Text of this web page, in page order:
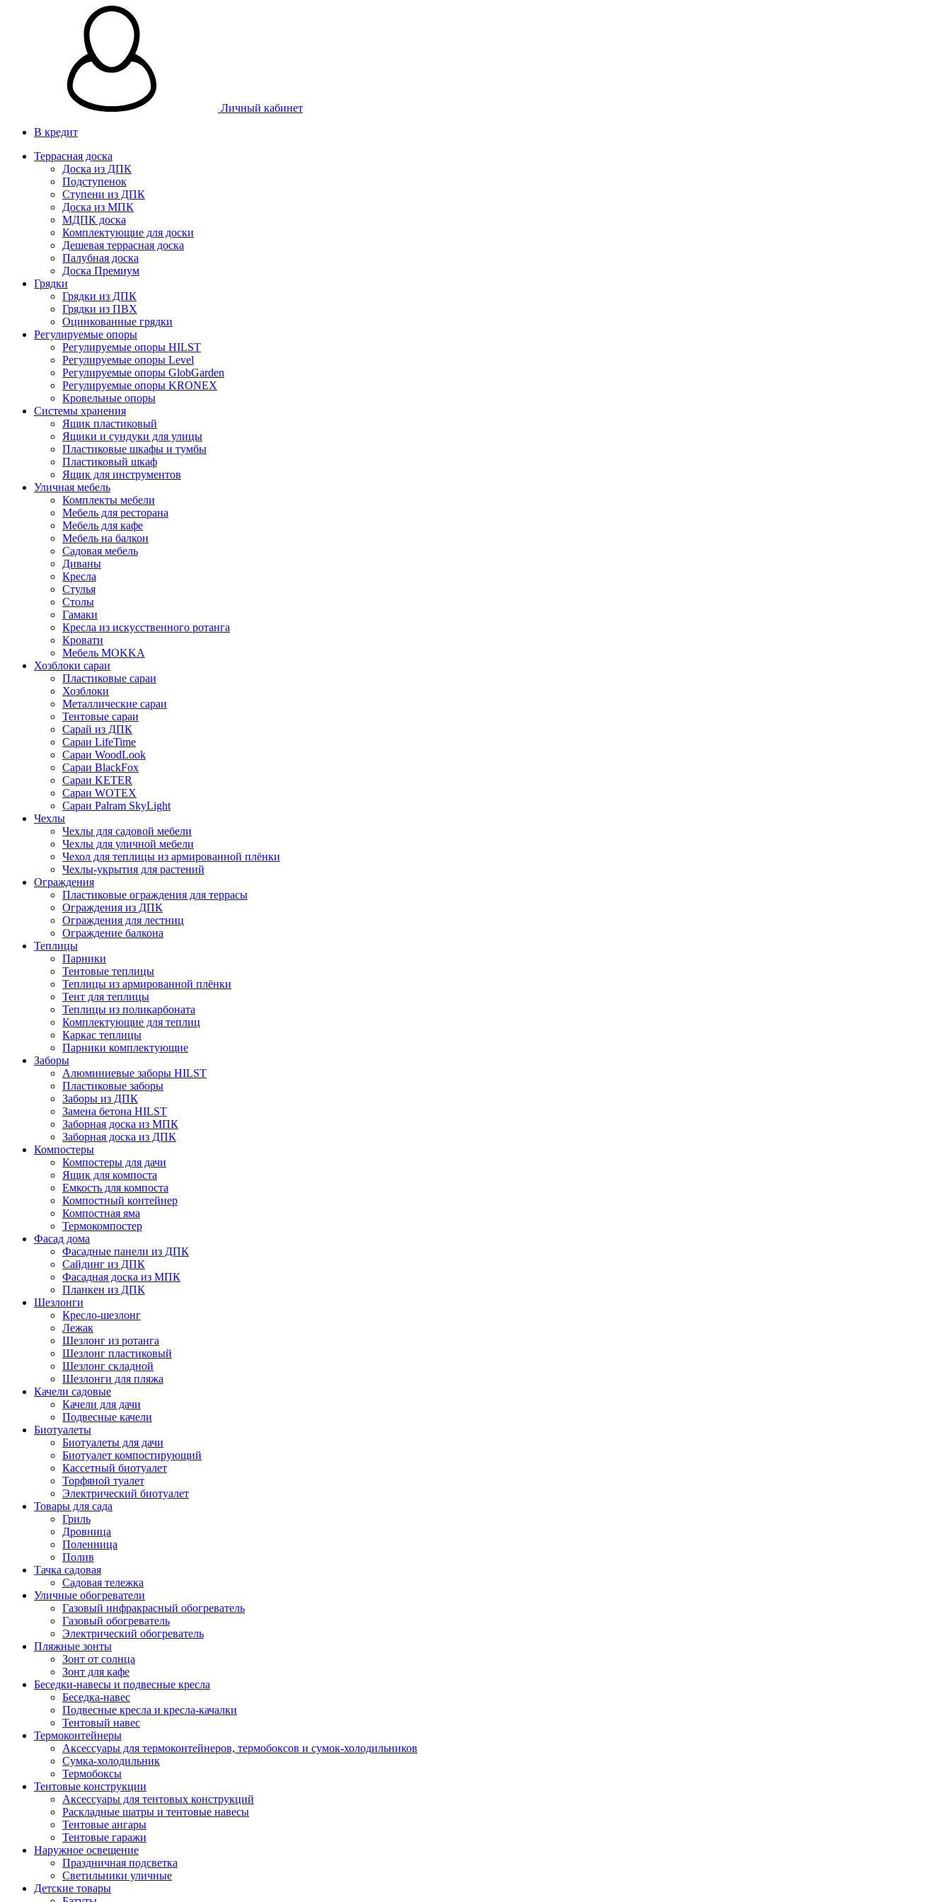
Личный кабинет
В кредит
Террасная доска
Доска из ДПК
Подступенок
Ступени из ДПК
Доска из МПК
МДПК доска
Комплектующие для доски
Дешевая террасная доска
Палубная доска
Доска Премиум
Грядки
Грядки из ДПК
Грядки из ПВХ
Оцинкованные грядки
Регулируемые опоры
Регулируемые опоры HILST
Регулируемые опоры Level
Регулируемые опоры GlobGarden
Регулируемые опоры KRONEX
Кровельные опоры
Системы хранения
Ящик пластиковый
Ящики и сундуки для улицы
Пластиковые шкафы и тумбы
Пластиковый шкаф
Ящик для инструментов
Уличная мебель
Комплекты мебели
Мебель для ресторана
Мебель для кафе
Мебель на балкон
Садовая мебель
Диваны
Кресла
Стулья
Столы
Гамаки
Кресла из искусственного ротанга
Кровати
Мебель MOKKA
Хозблоки сараи
Пластиковые сараи
Хозблоки
Металлические сараи
Тентовые сараи
Сарай из ДПК
Cараи LifeTime
Cараи WoodLook
Сараи BlackFox
Сараи KETER
Сараи WOTEX
Сараи Palram SkyLight
Чехлы
Чехлы для садовой мебели
Чехлы для уличной мебели
Чехол для теплицы из армированной плёнки
Чехлы-укрытия для растений
Ограждения
Пластиковые ограждения для террасы
Ограждения из ДПК
Ограждения для лестниц
Ограждение балкона
Теплицы
Парники
Тентовые теплицы
Теплицы из армированной плёнки
Тент для теплицы
Теплицы из поликарбоната
Комплектующие для теплиц
Каркас теплицы
Парники комплектующие
Заборы
Алюминиевые заборы HILST
Пластиковые заборы
Заборы из ДПК
Замена бетона HILST
Заборная доска из МПК
Заборная доска из ДПК
Компостеры
Компостеры для дачи
Ящик для компоста
Емкость для компоста
Компостный контейнер
Компостная яма
Термокомпостер
Фасад дома
Фасадные панели из ДПК
Сайдинг из ДПК
Фасадная доска из МПК
Планкен из ДПК
Шезлонги
Кресло-шезлонг
Лежак
Шезлонг из ротанга
Шезлонг пластиковый
Шезлонг складной
Шезлонги для пляжа
Качели садовые
Качели для дачи
Подвесные качели
Биотуалеты
Биотуалеты для дачи
Биотуалет компостирующий
Кассетный биотуалет
Торфяной туалет
Электрический биотуалет
Товары для сада
Гриль
Дровница
Поленница
Полив
Тачка садовая
Садовая тележка
Уличные обогреватели
Газовый инфракрасный обогреватель
Газовый обогреватель
Электрический обогреватель
Пляжные зонты
Зонт от солнца
Зонт для кафе
Беседки-навесы и подвесные кресла
Беседка-навес
Подвесные кресла и кресла-качалки
Тентовый навес
Термоконтейнеры
Аксессуары для термоконтейнеров, термобоксов и сумок-холодильников
Сумка-холодильник
Термобоксы
Тентовые конструкции
Аксессуары для тентовых конструкций
Раскладные шатры и тентовые навесы
Тентовые ангары
Тентовые гаражи
Наружное освещение
Праздничная подсветка
Светильники уличные
Детские товары